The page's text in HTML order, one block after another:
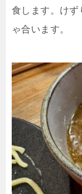
食します。けず
ゃ合います。